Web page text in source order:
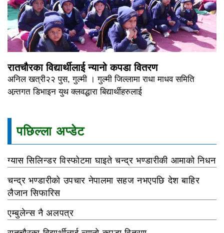
रातचौरका विद्यार्थीलाई न्यानो कपडा वितरण
अनिल खत्री२२ पुस, गुल्मी । गुल्मी जिल्लामा राधा माधव समिति
अन्र्तगत डिभाइन युथ क्लवद्धारा बिद्यार्थीहरुलाई
पछिल्ला अप्डेट
ग्यास सिलिन्डर विस्फोटमा घाइते चन्द्र भण्डारीकी आमाको निधन
चन्द्र भण्डारीको उपचार नेपालमा सहज नभएपछि देश बाहिर
लैजान सिफारिस
एम्बुलेन्स नै अलपत्र